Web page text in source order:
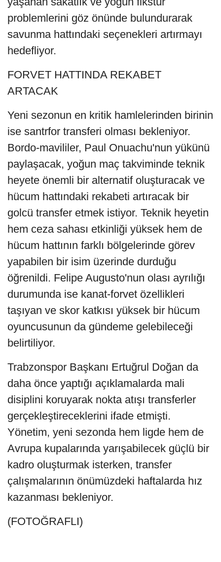
problemlerini göz önünde bulundurarak
savunma hattındaki seçenekleri artırmayı
hedefliyor.
FORVET HATTINDA REKABET
ARTACAK
Yeni sezonun en kritik hamlelerinden birinin
ise santrfor transferi olması bekleniyor.
Bordo-mavililer, Paul Onuachu'nun yükünü
paylaşacak, yoğun maç takviminde teknik
heyete önemli bir alternatif oluşturacak ve
hücum hattındaki rekabeti artıracak bir
golcü transfer etmek istiyor. Teknik heyetin
hem ceza sahası etkinliği yüksek hem de
hücum hattının farklı bölgelerinde görev
yapabilen bir isim üzerinde durduğu
öğrenildi. Felipe Augusto'nun olası ayrılığı
durumunda ise kanat-forvet özellikleri
taşıyan ve skor katkısı yüksek bir hücum
oyuncusunun da gündeme gelebileceği
belirtiliyor.
Trabzonspor Başkanı Ertuğrul Doğan da
daha önce yaptığı açıklamalarda mali
disiplini koruyarak nokta atışı transferler
gerçekleştireceklerini ifade etmişti.
Yönetim, yeni sezonda hem ligde hem de
Avrupa kupalarında yarışabilecek güçlü bir
kadro oluşturmak isterken, transfer
çalışmalarının önümüzdeki haftalarda hız
kazanması bekleniyor.
(FOTOĞRAFLI)